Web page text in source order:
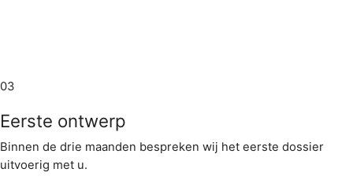
03
Eerste ontwerp
Binnen de drie maanden bespreken wij het eerste dossier
uitvoerig met u.